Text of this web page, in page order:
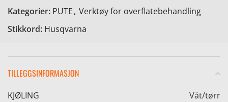
Kategorier: PUTE, Verktøy for overflatebehandling
Stikkord: Husqvarna
TILLEGGSINFORMASJON
KJØLING Våt/tørr